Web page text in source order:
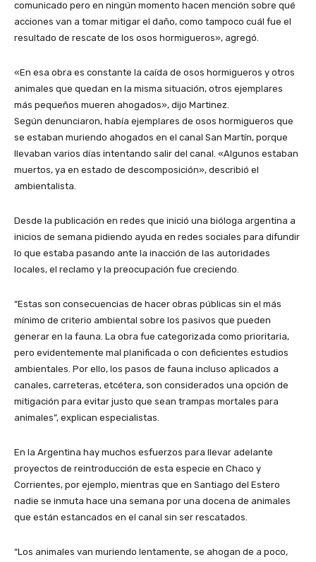
comunicado pero en ningún momento hacen mención sobre qué
acciones van a tomar mitigar el daño, como tampoco cuál fue el
resultado de rescate de los osos hormigueros», agregó.
«En esa obra es constante la caída de osos hormigueros y otros
animales que quedan en la misma situación, otros ejemplares
más pequeños mueren ahogados», dijo Martinez.
Según denunciaron, había ejemplares de osos hormigueros que
se estaban muriendo ahogados en el canal San Martín, porque
llevaban varios días intentando salir del canal. «Algunos estaban
muertos, ya en estado de descomposición», describió el
ambientalista.
Desde la publicación en redes que inició una bióloga argentina a
inicios de semana pidiendo ayuda en redes sociales para difundir
lo que estaba pasando ante la inacción de las autoridades
locales, el reclamo y la preocupación fue creciendo.
“Estas son consecuencias de hacer obras públicas sin el más
mínimo de criterio ambiental sobre los pasivos que pueden
generar en la fauna. La obra fue categorizada como prioritaria,
pero evidentemente mal planificada o con deficientes estudios
ambientales. Por ello, los pasos de fauna incluso aplicados a
canales, carreteras, etcétera, son considerados una opción de
mitigación para evitar justo que sean trampas mortales para
animales”, explican especialistas.
En la Argentina hay muchos esfuerzos para llevar adelante
proyectos de reintroducción de esta especie en Chaco y
Corrientes, por ejemplo, mientras que en Santiago del Estero
nadie se inmuta hace una semana por una docena de animales
que están estancados en el canal sin ser rescatados.
“Los animales van muriendo lentamente, se ahogan de a poco,